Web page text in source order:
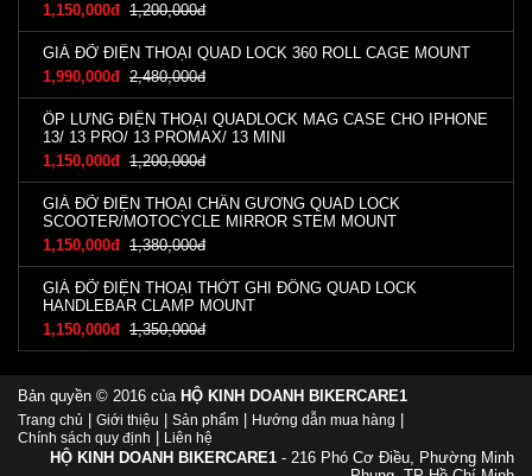
1,150,000đ 1,200,000đ
GIÁ ĐỠ ĐIỆN THOẠI QUAD LOCK 360 ROLL CAGE MOUNT
1,990,000đ 2,480,000đ
ỐP LƯNG ĐIỆN THOẠI QUADLOCK MAG CASE CHO IPHONE
13/ 13 PRO/ 13 PROMAX/ 13 MINI
1,150,000đ 1,200,000đ
GIÁ ĐỠ ĐIỆN THOẠI CHÂN GƯƠNG QUAD LOCK
SCOOTER/MOTOCYCLE MIRROR STEM MOUNT
1,150,000đ 1,380,000đ
GIÁ ĐỠ ĐIỆN THOẠI THỚT GHI ĐÔNG QUAD LOCK
HANDLEBAR CLAMP MOUNT
1,150,000đ 1,350,000đ
Bản quyền © 2016 của HỘ KINH DOANH BIKERCARE1
Trang chủ Giới thiệu Sản phẩm Hướng dẫn mua hàng
Chính sách quy định Liên hệ
HỘ KINH DOANH BIKERCARE1 - 216 Phó Cơ Điều, Phường Minh